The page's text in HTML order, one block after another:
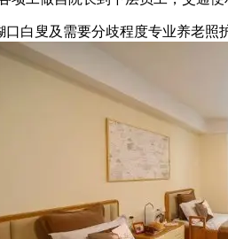
叟及需要分歧程度专业养老照